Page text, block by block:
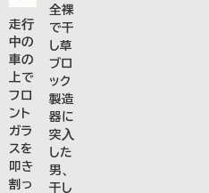
走行
中の
車の
上で
フロ
ント
ガラ
スを
叩き
割っ
全裸
で干
し草
ブロ
ック
製造
器に
突入
した
男、
干し